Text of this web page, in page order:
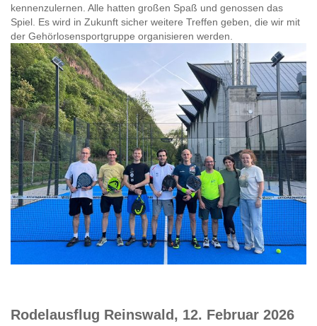
kennenzulernen. Alle hatten großen Spaß und genossen das
Spiel. Es wird in Zukunft sicher weitere Treffen geben, die wir mit
der Gehörlosensportgruppe organisieren werden.
Rodelausflug Reinswald, 12. Februar 2026